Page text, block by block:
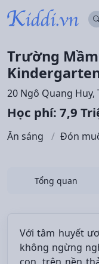
Trường
20 Ngô Quang Huy,
Học phí: 7,9
Ăn sáng Đón
Tổng quan
Với tâm huyết
không ngừng